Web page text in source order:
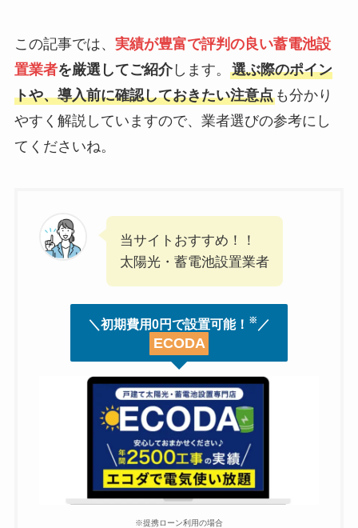
この記事では、 実績が豊富で評判の良い蓄電池設
置業者を厳選してご紹介します。 選ぶ際のポイン
トや、導入前に確認しておきたい注意点も分かり
やすく解説していますので、業者選びの参考にし
てくださいね。
当サイトおすすめ！！
太陽光・蓄電池設置業者
＼初期費用0円で設置可能！ ※ ／
ECODA
※提携ローン利用の場合